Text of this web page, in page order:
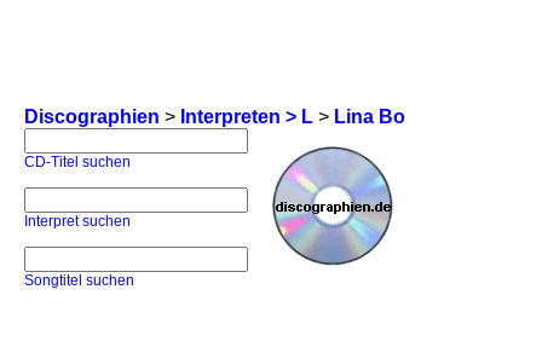
Discographien > Interpreten > L > Lina Bo
CD-Titel suchen
Interpret suchen
Songtitel suchen